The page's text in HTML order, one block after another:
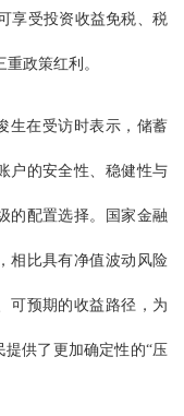
享受投资收益免税、税
政策红利。
生在受访时表示，储蓄
户的安全性、稳健性与
的配置选择。国家金融
相比具有净值波动风险
可预期的收益路径，为
供了更加确定性的“压